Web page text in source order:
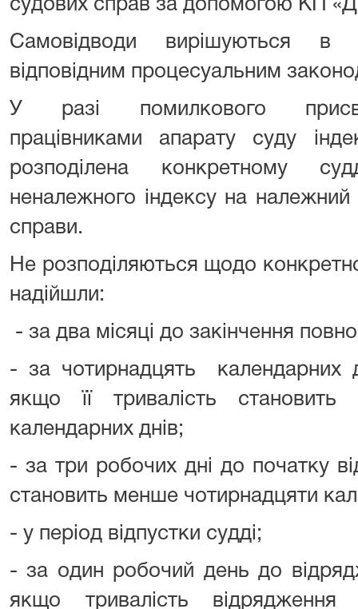
судових справ за допомогою КП
Самовідводи вирішуються в
відповідним процесуальним
У разі помилкового
працівниками апарату суду
розподілена конкретному
неналежного індексу на належний
справи.
Не розподіляються щодо
надійшли:
- за два місяці до закінчення
- за чотирнадцять календарних
якщо її тривалість
календарних днів;
- за три робочих дні до початку
становить менше чотирнадцяти
- у період відпустки судді;
- за один робочий день до
якщо тривалість